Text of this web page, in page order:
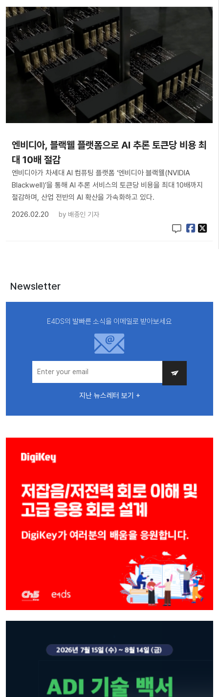
엔비디아, 블랙웰 플랫폼으로 AI 추론 토큰당 비용 최
대 10배 절감
엔비디아가 차세대 AI 컴퓨팅 플랫폼 ‘엔비디아 블랙웰(NVIDIA
Blackwell)’을 통해 AI 추론 서비스의 토큰당 비용을 최대 10배까지
절감하며, 산업 전반의 AI 확산을 가속화하고 있다.
2026.02.20
by 배종인 기자
Newsletter
E4DS의 발빠른 소식을 이메일로 받아보세요
지난 뉴스레터 보기 +